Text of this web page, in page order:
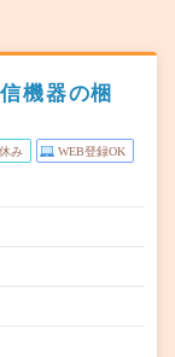
機器の梱
み WEB登録OK